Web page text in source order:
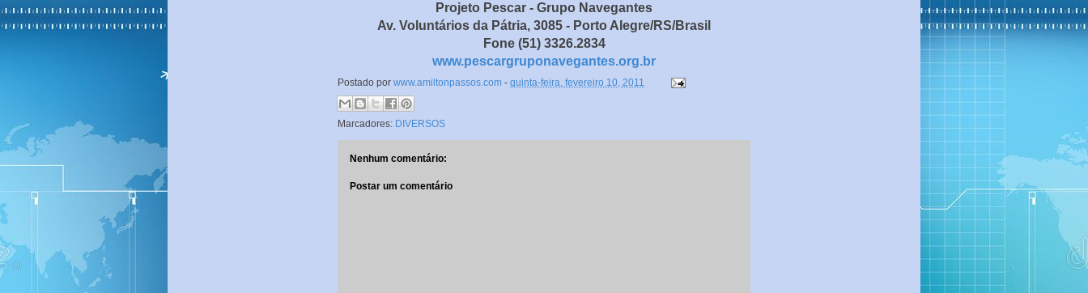
Projeto Pescar - Grupo Navegantes
Av. Voluntários da Pátria, 3085 - Porto Alegre/RS/Brasil
Fone (51) 3326.2834
www.pescargruponavegantes.org.br
Postado por www.amiltonpassos.com - quinta-feira, fevereiro 10, 2011
Marcadores: DIVERSOS
Nenhum comentário:
Postar um comentário